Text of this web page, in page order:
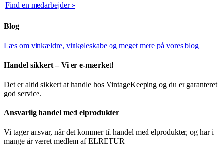
Find en medarbejder »
Blog
Læs om vinkældre, vinkøleskabe og meget mere på vores blog
Handel sikkert – Vi er e-mærket!
Det er altid sikkert at handle hos VintageKeeping og du er garanteret
god service.
Ansvarlig handel med elprodukter
Vi tager ansvar, når det kommer til handel med elprodukter, og har i
mange år været medlem af ELRETUR